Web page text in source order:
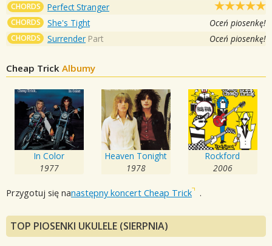
CHORDS Perfect Stranger
CHORDS She's Tight Oceń piosenkę!
CHORDS Surrender Part Oceń piosenkę!
Cheap Trick Albumy
In Color
1977
Heaven Tonight
1978
Rockford
2006
Przygotuj się nanastępny koncert Cheap Trick .
TOP PIOSENKI UKULELE (SIERPNIA)